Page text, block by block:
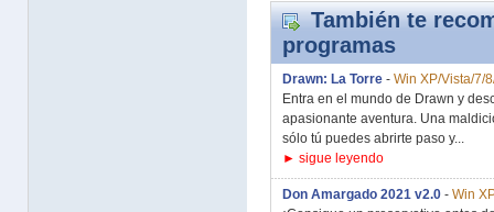
También te
programas
Drawn: La Torre - Win XP/Vista/7/
Entra en el mundo de Drawn y
apasionante aventura. Una
sólo tú puedes abrirte paso y...
► sigue leyendo
Don Amargado 2021 v2.0 - Win